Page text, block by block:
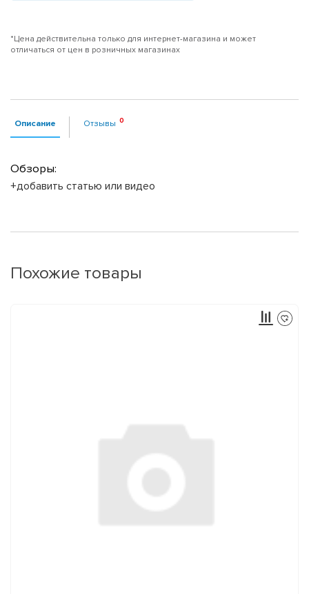
*Цена действительна только для интернет-магазина и может
отличаться от цен в розничных магазинах
Описание Отзывы
Обзоры:
+добавить статью или видео
Похожие товары